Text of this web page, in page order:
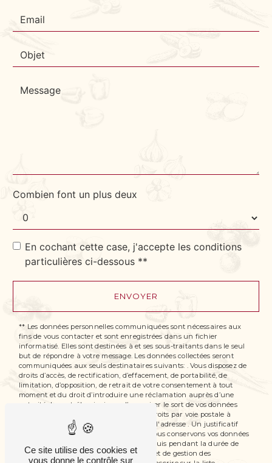
Combien font un plus deux
En cochant cette case, j'accepte les conditions
particulières ci-dessous **
ENVOYER
** Les données personnelles communiquées sont nécessaires aux
fins de vous contacter et sont enregistrées dans un fichier
informatisé. Elles sont destinées à et ses sous-traitants dans le seul
but de répondre à votre message. Les données collectées seront
communiquées aux seuls destinataires suivants: . Vous disposez de
droits d’accès, de rectification, d’effacement, de portabilité, de
limitation, d’opposition, de retrait de votre consentement à tout
moment et du droit d’introduire une réclamation auprès d’une
autorité de contrôle, ainsi que d’organiser le sort de vos données
post-mortem. Vous pouvez exercer ces droits par voie postale à
l'adresse ou par courrier électronique à l'adresse . Un justificatif
d'identité pourra vous être demandé. Nous conservons vos données
pendant la période de prise de contact puis pendant la durée de
prescription légale aux fins probatoires et de gestion des
Ce site utilise des cookies et
vous donne le contrôle sur